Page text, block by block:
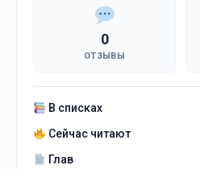
0
ОТЗЫВЫ
В списках
Сейчас читают
Глав